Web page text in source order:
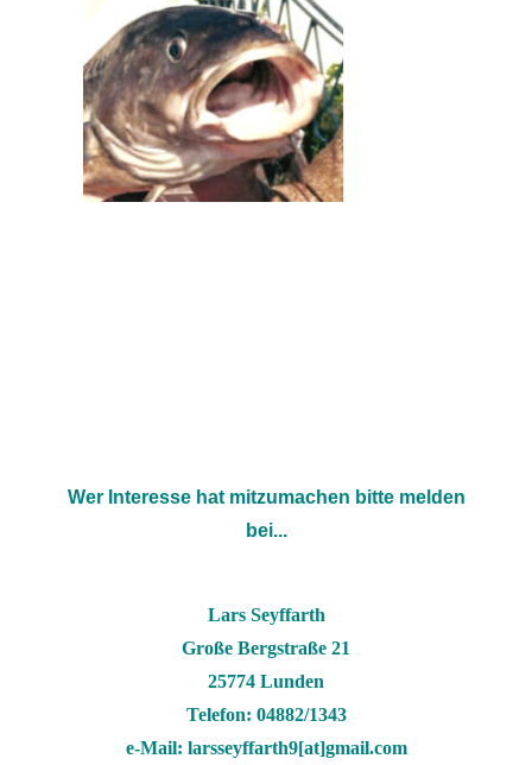
Wer Interesse hat mitzumachen bitte melden
bei...
Lars Seyffarth
Große Bergstraße 21
25774 Lunden
Telefon: 04882/1343
e-Mail: larsseyffarth9[at]gmail.com